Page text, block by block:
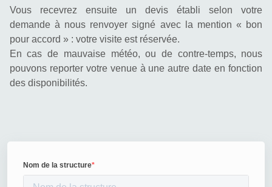
Vous recevrez ensuite un devis établi selon votre
demande à nous renvoyer signé avec la mention « bon
pour accord » : votre visite est réservée.
En cas de mauvaise météo, ou de contre-temps, nous
pouvons reporter votre venue à une autre date en fonction
des disponibilités.
Nom de la structure